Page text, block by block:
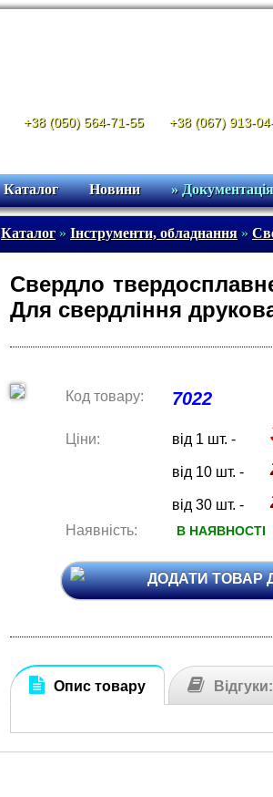
+38 (050) 564-71-55 +38 (067) 913-
Каталог Новини » Документація
Каталог» Інструменти, обладнання»
Свердло
Для свердління
Код товару: 7022
Ціни: від 1 шт. -
від 10 шт. -
від 30 шт. -
Наявність: В НАЯВНОСТІ
ДОДАТИ ТОВАР
Опис товару